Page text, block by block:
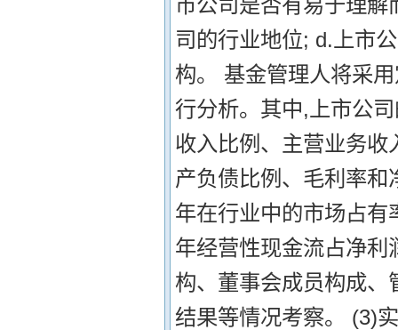
市公司是否有易于理
司的行业地位; d.上市
构。 基金管理人将采
行分析。其中,上市公
收入比例、主营业务
产负债比例、毛利率
年在行业中的市场占
年经营性现金流占净
构、董事会成员构成
结果等情况考察。 (3)